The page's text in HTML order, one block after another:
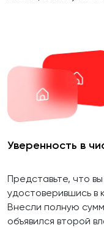
Уверенность в
Представьте, что
удостоверившись в
Внесли полную
объявился второй